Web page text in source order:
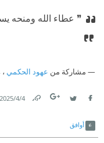
❞ عطاء الله ومنحه
مشاركة من عهود الحكمي
4‏/4‏/2025
أوافق